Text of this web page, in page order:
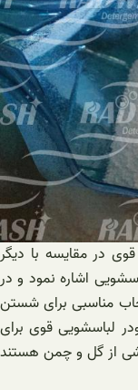
در مقایسه با دیگر
اشاره نمود و در
مناسبی برای شستن
لباسشویی قوی برای
از گل و چمن هستند